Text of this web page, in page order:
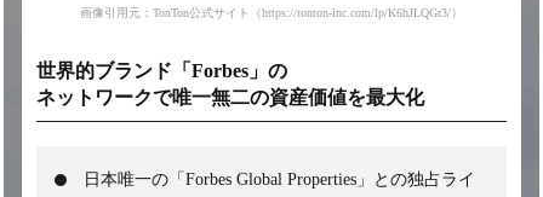
画像引用元：TonTon公式サイト（https://tonton-inc.com/lp/K6hJLQGr3/）
世界的ブランド「Forbes」の
ネットワークで唯一無二の資産価値を最大化
日本唯一の「Forbes Global Properties」との独占ライ